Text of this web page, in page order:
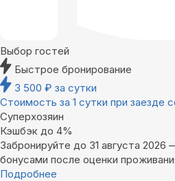
Выбор гостей
Быстрое бронирование
3 500 ₽ за сутки
Стоимость за 1 сутки при заезде
Суперхозяин
Кэшбэк до 4%
Забронируйте до 31 августа
бонусами после оценки
Подробнее